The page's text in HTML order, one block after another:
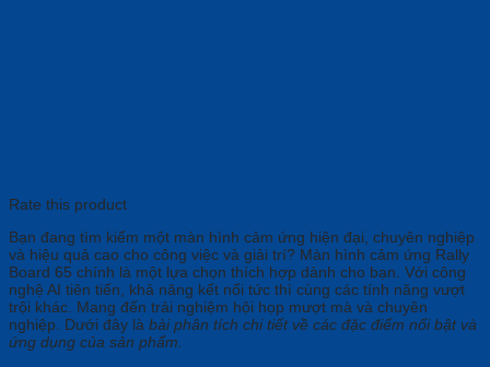
Rate this product
Bạn đang tìm kiếm một màn hình cảm ứng hiện đại, chuyên nghiệp
và hiệu quả cao cho công việc và giải trí? Màn hình cảm ứng Rally
Board 65 chính là một lựa chọn thích hợp dành cho bạn. Với công
nghệ AI tiên tiến, khả năng kết nối tức thì cùng các tính năng vượt
trội khác. Mang đến trải nghiệm hội họp mượt mà và chuyên
nghiệp. Dưới đây là bài phân tích chi tiết về các đặc điểm nổi bật và
ứng dụng của sản phẩm.